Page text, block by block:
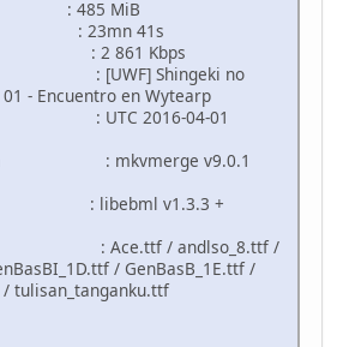
485 MiB
23mn 41s
: 2 861 Kbps
[UWF] Shingeki no
- Encuentro en Wytearp
: UTC 2016-04-01
: mkvmerge v9.0.1
: libebml v1.3.3 +
/ andlso_8.ttf /
/ GenBasB_1E.ttf /
/ tulisan_tanganku.ttf